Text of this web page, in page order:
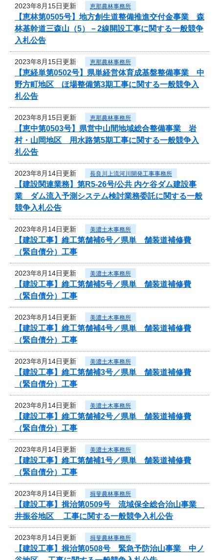
2023年8月15日更新 恵那農林事務所
【恵林第0505号】地方創生道整備推進交付金事業 森
林基幹道三森山（5）－2線開設工事に関する一般競争
入札公告
2023年8月15日更新 恵那農林事務所
【恵経単第0502号】県単経営体育成基盤整備事業 中
野方町地区 ほ場整備第3期工事に関する一般競争入
札公告
2023年8月15日更新 恵那農林事務所
【恵中第0503号】県営中山間地域総合整備事業 岩
村・山岡地区 用水路第5期工事に関する一般競争入
札公告
2023年8月14日更新 長良川上流河川開発工事事務所
【建設関連業務】第R5-26号/公共 内ケ谷ダム建設事
業 ダム流入予測システム検討業務委託に関する一般
競争入札公告
2023年8月14日更新 美濃土木事務所
【建設工事】維工第舗補6号／県単 舗装道補修費
（緊自債分）工事
2023年8月14日更新 美濃土木事務所
【建設工事】維工第舗補5号／県単 舗装道補修費
（緊自債分）工事
2023年8月14日更新 美濃土木事務所
【建設工事】維工第舗補4号／県単 舗装道補修費
（緊自債分）工事
2023年8月14日更新 美濃土木事務所
【建設工事】維工第舗補3号／県単 舗装道補修費
（緊自債分）工事
2023年8月14日更新 美濃土木事務所
【建設工事】維工第舗補2号／県単 舗装道補修費
（緊自債分）工事
2023年8月14日更新 美濃土木事務所
【建設工事】維工第舗補1号／県単 舗装道補修費
（緊自債分）工事
2023年8月14日更新 揖斐農林事務所
【建設工事】揖治第0509号 流域保全総合治山事業
井振谷地区 工事に関する一般競争入札公告
2023年8月14日更新 揖斐農林事務所
【建設工事】揖治第0508号 緊急予防治山事業 中ノ